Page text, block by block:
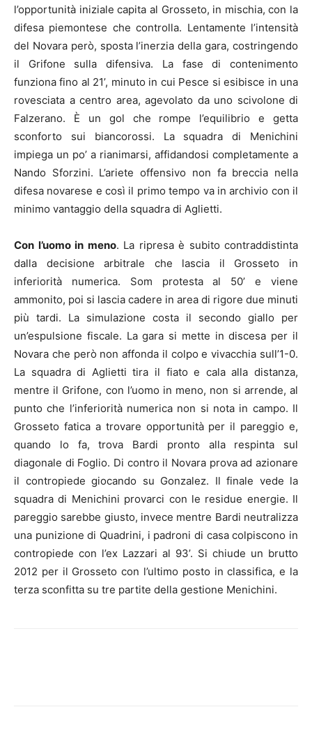
l’opportunità iniziale capita al Grosseto, in mischia, con la
difesa piemontese che controlla. Lentamente l’intensità
del Novara però, sposta l’inerzia della gara, costringendo
il Grifone sulla difensiva. La fase di contenimento
funziona fino al 21’, minuto in cui Pesce si esibisce in una
rovesciata a centro area, agevolato da uno scivolone di
Falzerano. È un gol che rompe l’equilibrio e getta
sconforto sui biancorossi. La squadra di Menichini
impiega un po’ a rianimarsi, affidandosi completamente a
Nando Sforzini. L’ariete offensivo non fa breccia nella
difesa novarese e così il primo tempo va in archivio con il
minimo vantaggio della squadra di Aglietti.
Con l’uomo in meno. La ripresa è subito contraddistinta
dalla decisione arbitrale che lascia il Grosseto in
inferiorità numerica. Som protesta al 50’ e viene
ammonito, poi si lascia cadere in area di rigore due minuti
più tardi. La simulazione costa il secondo giallo per
un’espulsione fiscale. La gara si mette in discesa per il
Novara che però non affonda il colpo e vivacchia sull’1-0.
La squadra di Aglietti tira il fiato e cala alla distanza,
mentre il Grifone, con l’uomo in meno, non si arrende, al
punto che l’inferiorità numerica non si nota in campo. Il
Grosseto fatica a trovare opportunità per il pareggio e,
quando lo fa, trova Bardi pronto alla respinta sul
diagonale di Foglio. Di contro il Novara prova ad azionare
il contropiede giocando su Gonzalez. Il finale vede la
squadra di Menichini provarci con le residue energie. Il
pareggio sarebbe giusto, invece mentre Bardi neutralizza
una punizione di Quadrini, i padroni di casa colpiscono in
contropiede con l’ex Lazzari al 93’. Si chiude un brutto
2012 per il Grosseto con l’ultimo posto in classifica, e la
terza sconfitta su tre partite della gestione Menichini.